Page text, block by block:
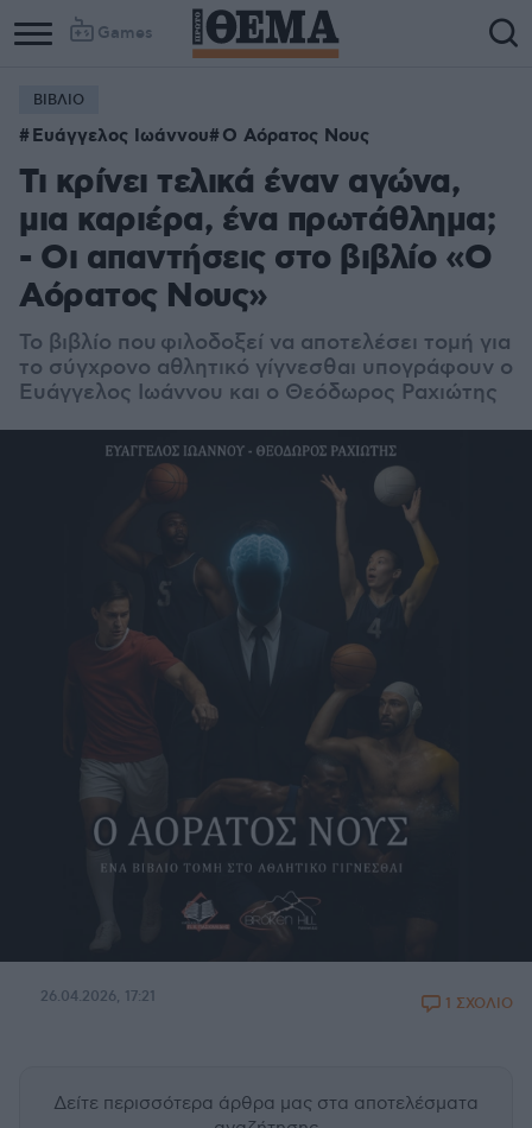
Games
ΒΙΒΛΙΟ
Ευάγγελος Ιωάννου Ο Αόρατος Νους
Τι κρίνει τελικά έναν αγώνα,
μια καριέρα, ένα πρωτάθλημα;
- Οι απαντήσεις στο βιβλίο «Ο
Αόρατος Νους»
Το βιβλίο που φιλοδοξεί να αποτελέσει τομή για
το σύγχρονο αθλητικό γίγνεσθαι υπογράφουν ο
Ευάγγελος Ιωάννου και ο Θεόδωρος Ραχιώτης
26.04.2026, 17:21 1 ΣΧΟΛΙΟ
Δείτε περισσότερα άρθρα μας στα αποτελέσματα